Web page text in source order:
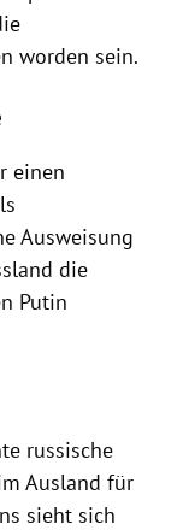
worden sein.
einen
Ausweisung
die
Putin
russische
Ausland für
sieht sich